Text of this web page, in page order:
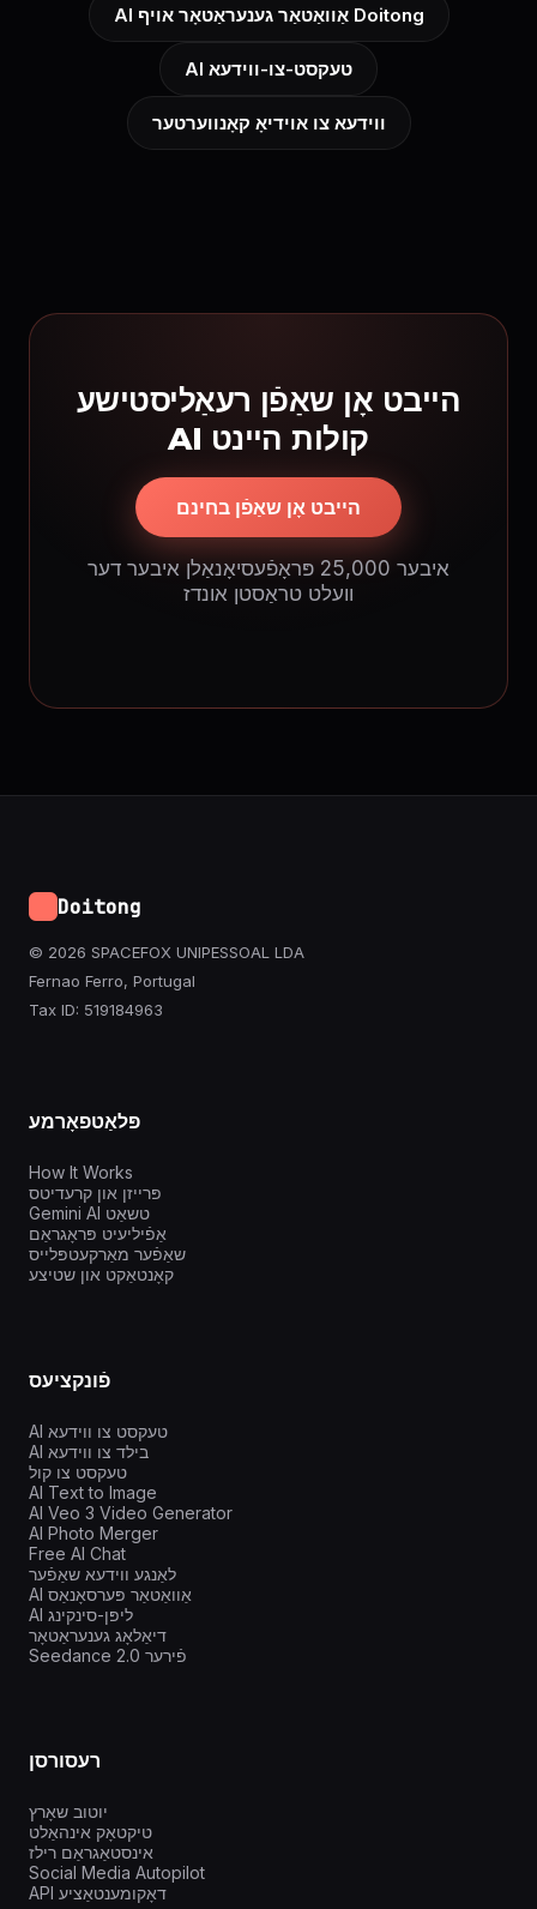
AI אַוואַטאַר גענעראַטאָר אויף Doitong
AI טעקסט-צו-ווידעא
ווידעא צו אוידיאָ קאָנווערטער
הייבט אָן שאַפֿן רעאַליסטישע
AI קולות היינט
הייבט אָן שאַפֿן בחינם
איבער 25,000 פּראָפֿעסיאָנאַלן איבער דער
וועלט טראַסטן אונדז
Doitong
© 2026 SPACEFOX UNIPESSOAL LDA
Fernao Ferro, Portugal
Tax ID: 519184963
פּלאַטפאָרמע
How It Works
פּרייזן און קרעדיטס
Gemini AI טשאַט
אַפֿיליעיט פּראָגראַם
שאַפֿער מאַרקעטפּלייס
קאָנטאַקט און שטיצע
פֿונקציעס
AI טעקסט צו ווידעא
AI בילד צו ווידעא
טעקסט צו קול
AI Text to Image
AI Veo 3 Video Generator
AI Photo Merger
Free AI Chat
לאַנגע ווידעא שאַפֿער
AI אַוואַטאַר פּערסאָנאַס
AI ליפּן-סינקינג
דיאַלאָג גענעראַטאָר
Seedance 2.0 פֿירער
רעסורסן
יוטוב שאָרץ
טיקטאָק אינהאַלט
אינסטאַגראַם רילז
Social Media Autopilot
API דאָקומענטאַציע